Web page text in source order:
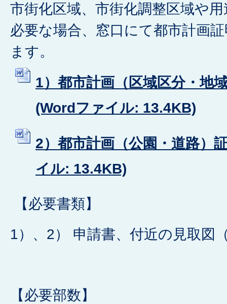
市街化区域、市街化調整区域や
必要な場合、窓口にて都市計画
ます。
1）都市計画（区域区分・地
(Wordファイル: 13.4KB)
2）都市計画（公園・道路）
イル: 13.4KB)
【必要書類】
1）、2） 申請書、付近の見取図
【必要部数】